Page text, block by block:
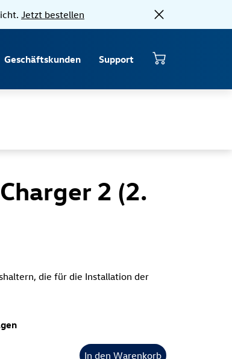
Jetzt bestellen
Geschäftskunden Support
2 (2.
die für die Installation der
In den Warenkorb